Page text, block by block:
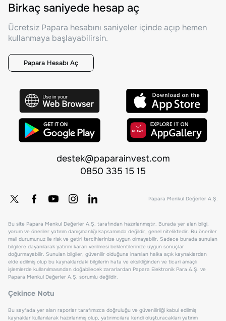
Birkaç saniyede hesap aç
Ücretsiz Papara hesabını saniyeler içinde açıp hemen
kullanmaya başlayabilirsin.
Papara Hesabı Aç
destek@paparainvest.com
0850 335 15 15
Papara Menkul Değerler A.Ş.
Bu site Papara Menkul Değerler A.Ş. tarafından hazırlanmıştır. Burada yer alan bilgi,
yorum ve öneriler yatırım danışmanlığı kapsamında değildir, genel niteliktedir. Bu öneriler
mali durumunuz ile risk ve getiri tercihlerinize uygun olmayabilir. Sadece burada sunulan
bilgilere dayanılarak yatırım kararı verilmesi beklentilerinize uygun sonuçlar
doğurmayabilir. Sunulan bilgiler, güvenilir olduğuna inanılan halka açık kaynaklardan
elde edilmiş olup bu kaynaklardaki bilgilerin hata ve eksikliğinden ve ticari amaçlı
işlemlerde kullanılmasından doğabilecek zararlardan Papara Elektronik Para A.Ş. ve
Papara Menkul Değerler A.Ş. sorumlu değildir.
Çekince Notu
Bu sayfada yer alan raporlar tarafımızca doğruluğu ve güvenilirliği kabul edilmiş
kaynaklar kullanılarak hazırlanmış olup, yatırımcılara kendi oluşturacakları yatırım